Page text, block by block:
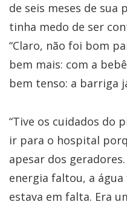
de seis meses de sua
tinha medo de ser
“Claro, não foi bom
bem mais: com a
bem tenso: a barriga
“Tive os cuidados do
ir para o hospital
apesar dos
energia faltou, a
estava em falta. Era